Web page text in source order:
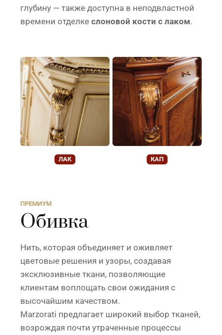
глубину — также доступна в неподвластной
времени отделке слоновой кости с лаком.
ЛАК КАП
ПРЕМИУМ
Обивка
Нить, которая объединяет и оживляет
цветовые решения и узоры, создавая
эксклюзивные ткани, позволяющие
клиентам воплощать свои ожидания с
высочайшим качеством.
Marzorati предлагает широкий выбор тканей,
возрождая почти утраченные процессы